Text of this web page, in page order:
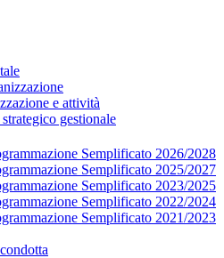
e attività
gestionale
Semplificato 2026/2028
Semplificato 2025/2027
Semplificato 2023/2025
Semplificato 2022/2024
Semplificato 2021/2023